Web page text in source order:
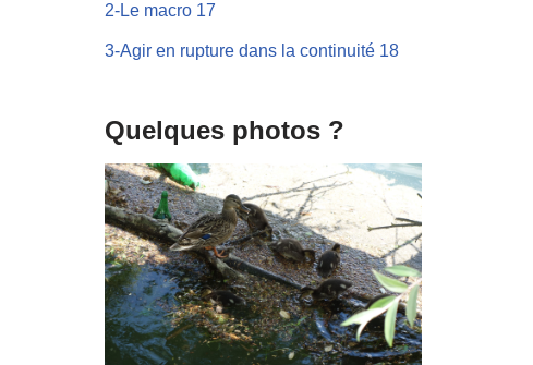
2-Le macro 17
3-Agir en rupture dans la continuité 18
Quelques photos ?